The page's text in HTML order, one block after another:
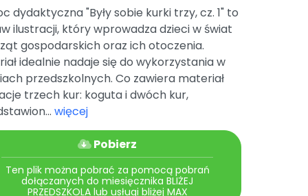
Archiwalne numery
Pomoc
Promocje
czerwca 2024 r. uzyskała
r. Nr decyzji:
Online.
dydaktyczna "Były sobie kurki trzy, cz. 1" to
ilustracji, który wprowadza dzieci w świat
gospodarskich oraz ich otoczenia.
idealnie nadaje się do wykorzystania w
przedszkolnych. Co zawiera materiał
trzech kur: koguta i dwóch kur,
więcej
Pobierz
Ten plik można pobrać za pomocą pobrań
dołączanych do miesięcznika BLIŻEJ
PRZEDSZKOLA lub usługi bliżej MAX